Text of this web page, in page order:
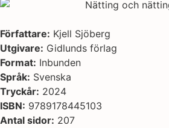
Författare: Kjell Sjöberg
Utgivare: Gidlunds förlag
Format: Inbunden
Språk: Svenska
Tryckår: 2024
ISBN: 9789178445103
Antal sidor: 207